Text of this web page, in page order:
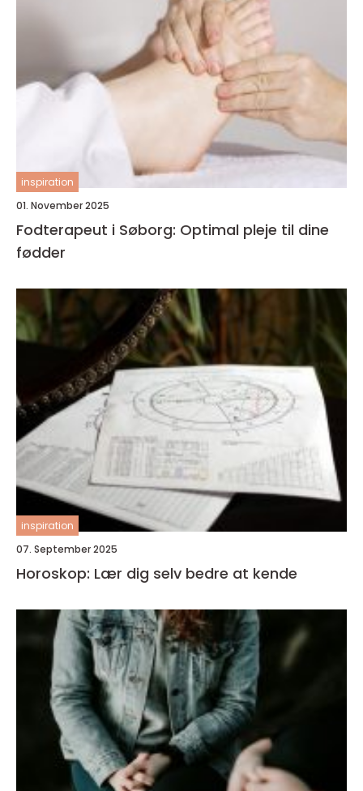
inspiration
01. November 2025
Fodterapeut i Søborg: Optimal pleje til dine
fødder
inspiration
07. September 2025
Horoskop: Lær dig selv bedre at kende